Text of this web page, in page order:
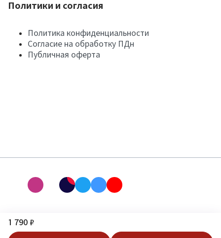
1 790 ₽
Политики и согласия
Политика конфиденциальности
Согласие на обработку ПДн
Публичная оферта